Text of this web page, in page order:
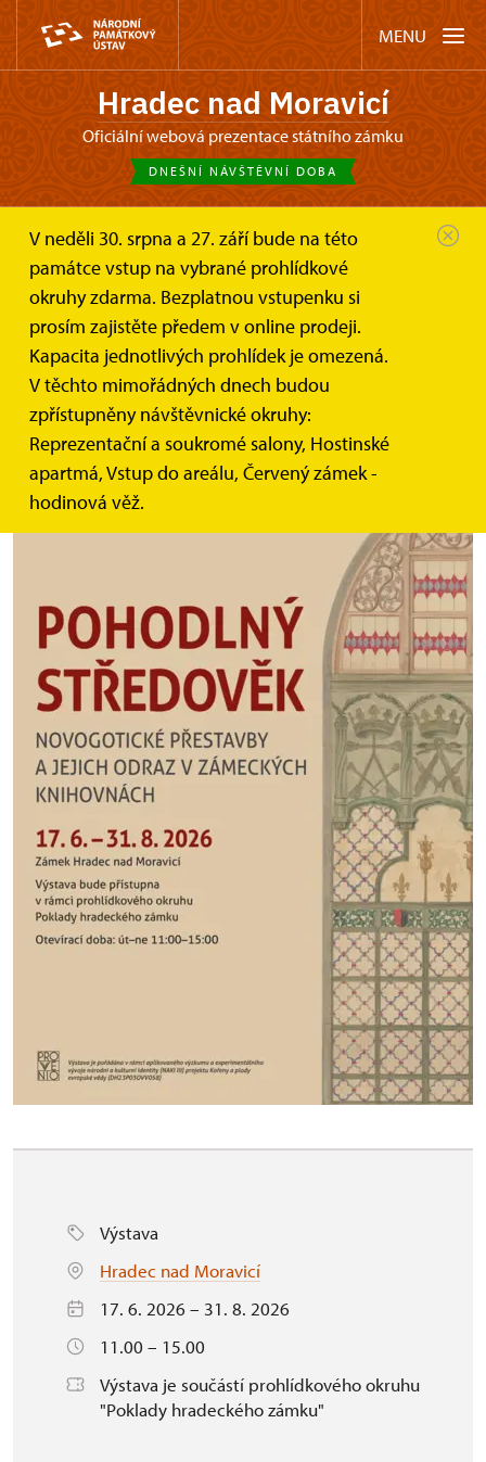
MENU
Hradec nad Moravicí
oficiální webová prezentace státního zámku
DNEŠNÍ NÁVŠTĚVNÍ DOBA
V neděli 30. srpna a 27. září bude na této
památce vstup na vybrané prohlídkové
okruhy zdarma. Bezplatnou vstupenku si
prosím zajistěte předem v online prodeji.
Kapacita jednotlivých prohlídek je omezená.
V těchto mimořádných dnech budou
zpřístupněny návštěvnické okruhy:
Reprezentační a soukromé salony, Hostinské
apartmá, Vstup do areálu, Červený zámek -
hodinová věž.
Zámek Hradec nad Moravicí
Akce
Výstava "POHODLNÝ STŘEDOVĚK"
Výstava "POHODLNÝ
STŘEDOVĚK"
Výstava
Hradec nad Moravicí
17. 6. 2026 – 31. 8. 2026
11.00 – 15.00
Výstava je součástí prohlídkového okruhu
"Poklady hradeckého zámku"